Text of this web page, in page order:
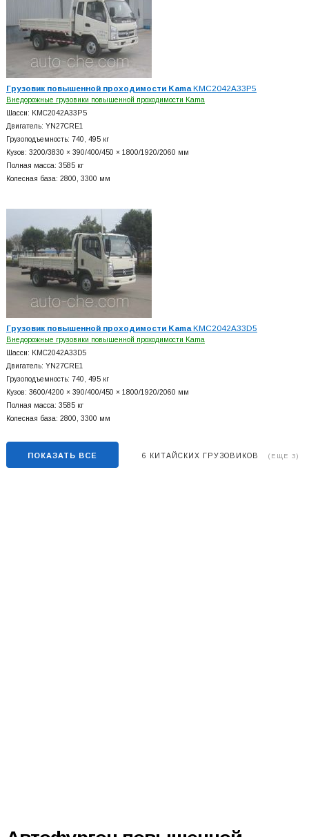
Грузовик повышенной проходимости KamaKMC2042A33P5
Внедорожные грузовики повышенной проходимости Kama
Шасси: KMC2042A33P5
Двигатель: YN27CRE1
Грузоподъемность: 740, 495 кг
Кузов: 3200/3830 × 390/400/450 × 1800/1920/2060 мм
Полная масса: 3585 кг
Колесная база: 2800, 3300 мм
Грузовик повышенной проходимости KamaKMC2042A33D5
Внедорожные грузовики повышенной проходимости Kama
Шасси: KMC2042A33D5
Двигатель: YN27CRE1
Грузоподъемность: 740, 495 кг
Кузов: 3600/4200 × 390/400/450 × 1800/1920/2060 мм
Полная масса: 3585 кг
Колесная база: 2800, 3300 мм
ПОКАЗАТЬ ВСЕ 6 КИТАЙСКИХ ГРУЗОВИКОВ (ЕЩЕ 3)